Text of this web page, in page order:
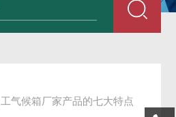
雾腐蚀试验箱 YFX-150,盐雾腐蚀试
工气候箱厂家产品的七大特点